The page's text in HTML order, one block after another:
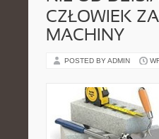
CZŁOWIEK
MACHINY
POSTED BY ADMIN